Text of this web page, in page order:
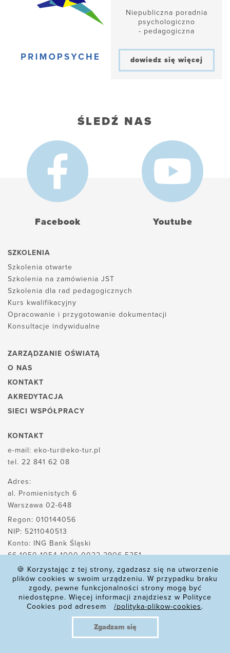
Niepubliczna poradnia
psychologiczno
- pedagogiczna
dowiedz się więcej
ŚLEDŹ NAS
Facebook Youtube
SZKOLENIA
Szkolenia otwarte
Szkolenia na zamówienia JST
Szkolenia dla rad pedagogicznych
Kurs kwalifikacyjny
Opracowanie i przygotowanie dokumentacji
Konsultacje indywidualne
ZARZĄDZANIE OŚWIATĄ
O NAS
KONTAKT
AKREDYTACJA
SIECI WSPÓŁPRACY
KONTAKT
e-mail: eko-tur@eko-tur.pl
tel. 22 841 62 08
Adres:
al. Promienistych 6
Warszawa 02-648
Regon: 010144056
NIP: 5211040513
Konto: ING Bank Śląski
66 1050 1054 1000 0022 2906 5251
POLITYKA PLIKÓW COOKIES
POLITYKA PRYWATNOŚCI
🍪 Korzystając z tej strony, zgadzasz się na utworzenie
plików cookies w swoim urządzeniu. W przypadku braku
zgody, pewne funkcjonalności strony mogą być
niedostępne. Więcej informacji znajdziesz w Polityce
Cookies pod adresem
/polityka-plikow-cookies.
Zgadzam się